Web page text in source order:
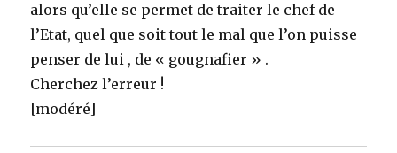
alors qu’elle se permet de traiter le chef de
l’Etat, quel que soit tout le mal que l’on puisse
penser de lui , de « gougnafier » .
Cherchez l’erreur !
[modéré]